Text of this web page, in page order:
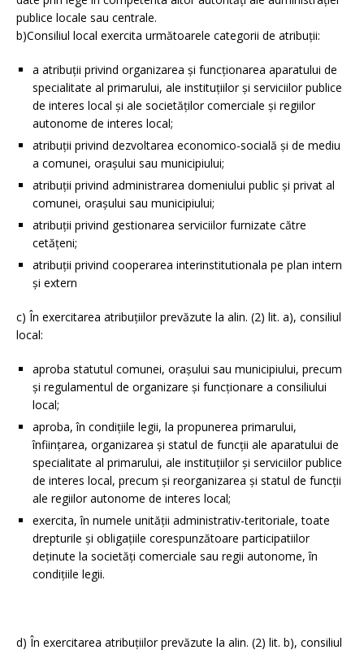
publice locale sau centrale.
b)Consiliul local exercita următoarele categorii de atribuţii:
a atribuţii privind organizarea şi funcţionarea aparatului de
specialitate al primarului, ale instituţiilor şi serviciilor publice
de interes local şi ale societăţilor comerciale şi regiilor
autonome de interes local;
atribuţii privind dezvoltarea economico-socială şi de mediu
a comunei, oraşului sau municipiului;
atribuţii privind administrarea domeniului public şi privat al
comunei, oraşului sau municipiului;
atribuţii privind gestionarea serviciilor furnizate către
cetăţeni;
atribuţii privind cooperarea interinstitutionala pe plan intern
şi extern
c) În exercitarea atribuţiilor prevăzute la alin. (2) lit. a), consiliul
local:
aproba statutul comunei, oraşului sau municipiului, precum
şi regulamentul de organizare şi funcţionare a consiliului
local;
aproba, în condiţiile legii, la propunerea primarului,
înfiinţarea, organizarea şi statul de funcţii ale aparatului de
specialitate al primarului, ale instituţiilor şi serviciilor publice
de interes local, precum şi reorganizarea şi statul de funcţii
ale regiilor autonome de interes local;
exercita, în numele unităţii administrativ-teritoriale, toate
drepturile şi obligaţiile corespunzătoare participatiilor
deţinute la societăţi comerciale sau regii autonome, în
condiţiile legii.
d) În exercitarea atribuţiilor prevăzute la alin. (2) lit. b), consiliul